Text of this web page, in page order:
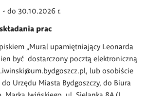
do 30.10.2026 r.
prac
„Mural upamiętniający Leonarda
być dostarczony pocztą elektroniczną
lub osobiście
do Urzędu Miasta Bydgoszczy, do Biura